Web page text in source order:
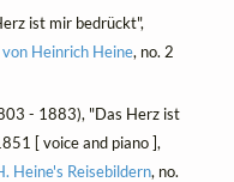
ist mir bedrückt",
Heinrich Heine, no. 2
- 1883), "Das Herz ist
[ voice and piano ],
Heine's Reisebildern, no.